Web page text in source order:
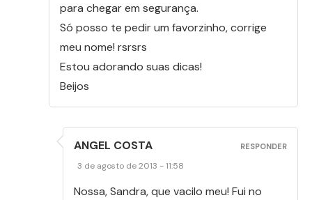
para chegar em segurança.
Só posso te pedir um favorzinho, corrige
meu nome! rsrsrs
Estou adorando suas dicas!
Beijos
ANGEL COSTA
3 de agosto de 2013 - 11:58
Nossa, Sandra, que vacilo meu! Fui no
RESPONDER